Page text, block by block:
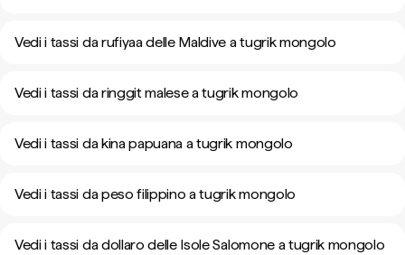
Vedi i tassi da rufiyaa delle Maldive a tugrik mongolo
Vedi i tassi da ringgit malese a tugrik mongolo
Vedi i tassi da kina papuana a tugrik mongolo
Vedi i tassi da peso filippino a tugrik mongolo
Vedi i tassi da dollaro delle Isole Salomone a tugrik mongolo